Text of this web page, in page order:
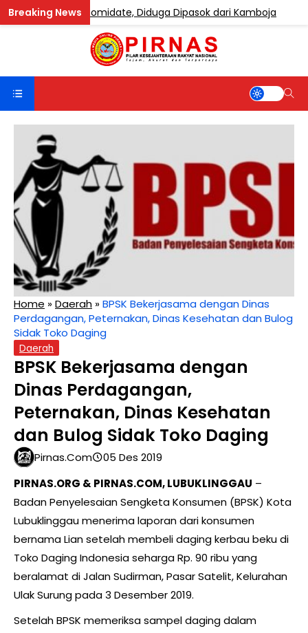
Etomidate, Diduga Dipasok dari Kamboja
Home »Daerah »BPSK Bekerjasama dengan Dinas
Perdagangan, Peternakan, Dinas Kesehatan dan Bulog
Sidak Toko Daging
Daerah
BPSK Bekerjasama dengan
Dinas Perdagangan,
Peternakan, Dinas Kesehatan
dan Bulog Sidak Toko Daging
Pirnas.com
05 Des 2019
PIRNAS.ORG & PIRNAS.COM, LUBUKLINGGAU –
Badan Penyelesaian Sengketa Konsumen (BPSK) Kota
Lubuklinggau menerima laporan dari konsumen
bernama Lian setelah membeli daging kerbau beku di
Toko Daging Indonesia seharga Rp. 90 ribu yang
beralamat di Jalan Sudirman, Pasar Satelit, Kelurahan
Ulak Surung pada 3 Desember 2019.
Setelah BPSK memeriksa sampel daging dalam